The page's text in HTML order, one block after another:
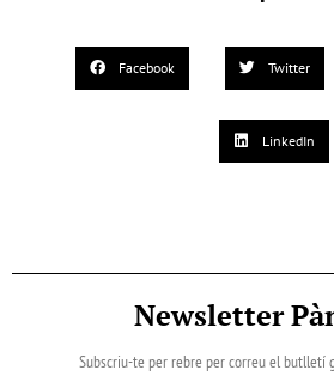
Facebook Twitter
LinkedIn
Newsletter
Subscriu-te per rebre per correu el butlletí